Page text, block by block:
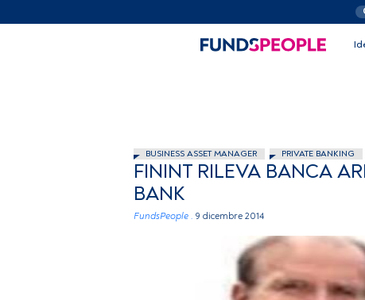
BUSINESS ASSET MANAGER PRIVATE BANKING
FININT RILEVA BANCA
BANK
FundsPeople . 9 dicembre 2014